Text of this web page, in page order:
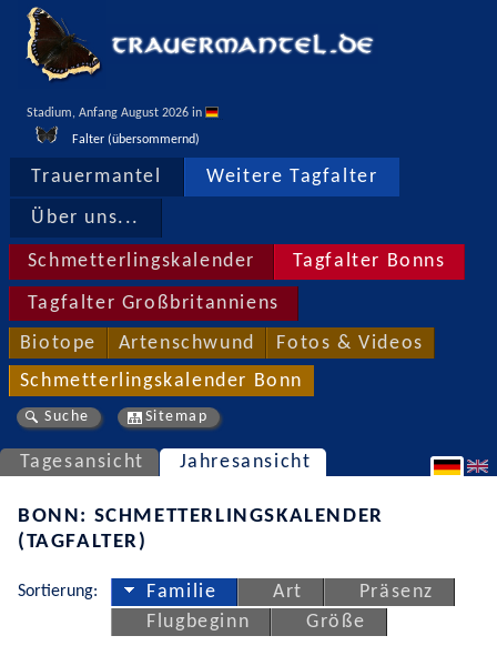
Stadium, Anfang August 2026 in
Falter (übersommernd)
Trauermantel Weitere Tagfalter
Über uns...
Schmetterlingskalender Tagfalter Bonns
Tagfalter Großbritanniens
Biotope Artenschwund Fotos & Videos
Schmetterlingskalender Bonn
Suche Sitemap
Tagesansicht Jahresansicht
BONN: SCHMETTERLINGSKALENDER
(TAGFALTER)
Sortierung: Familie Art
Präsenz
Flugbeginn
Größe